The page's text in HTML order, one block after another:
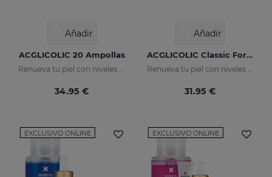
Añadir
ACGLICOLIC 20 Ampollas
34.95 €
Añadir
ACGLICOLIC Classic Forte Ampollas
31.95 €
EXCLUSIVO ONLINE EXCLUSIVO ONLINE